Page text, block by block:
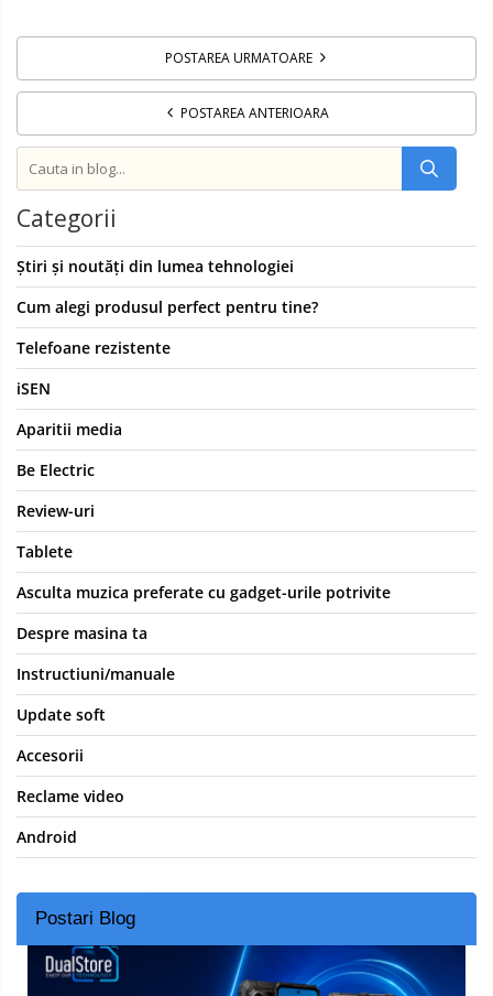
POSTAREA URMATOARE
POSTAREA ANTERIOARA
Categorii
Știri și noutăți din lumea tehnologiei
Cum alegi produsul perfect pentru tine?
Telefoane rezistente
iSEN
Aparitii media
Be Electric
Review-uri
Tablete
Asculta muzica preferate cu gadget-urile potrivite
Despre masina ta
Instructiuni/manuale
Update soft
Accesorii
Reclame video
Android
Postari Blog